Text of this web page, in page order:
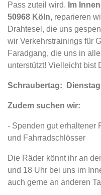
Pass zuteil wird. Im
50968 Köln, reparieren
Drahtesel, die uns
wir Verkehrstrainings für
Faradgang, die uns in
unterstützt! Vielleicht bist
Schraubertag:
Zudem suchen wir:
- Spenden gut erhaltener
und Fahrradschlösser
Die Räder könnt ihr an
und 18 Uhr bei uns im
auch gerne an anderen